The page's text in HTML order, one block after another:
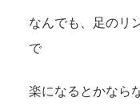
なんでも、足のリ
で
楽になるとかなら